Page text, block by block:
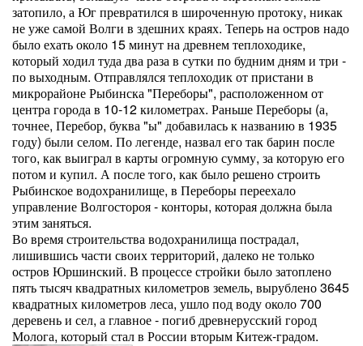
затопило, а Юг превратился в широченную протоку, никак
не уже самой Волги в здешних краях. Теперь на остров надо
было ехать около 15 минут на древнем теплоходике,
который ходил туда два раза в сутки по будним дням и три -
по выходным. Отправлялся теплоходик от пристани в
микрорайоне Рыбинска "Переборы", расположенном от
центра города в 10-12 километрах. Раньше Переборы (а,
точнее, Перебор, буква "ы" добавилась к названию в 1935
году) были селом. По легенде, назвал его так барин после
того, как выиграл в карты огромную сумму, за которую его
потом и купил. А после того, как было решено строить
Рыбинское водохранилище, в Переборы переехало
управление Волгостороя - конторы, которая должна была
этим заняться.
Во время строительства водохранилища пострадал,
лишившись части своих территорий, далеко не только
остров Юршинский. В процессе стройки было затоплено
пять тысяч квадратных километров земель, вырублено 3645
квадратных километров леса, ушло под воду около 700
деревень и сел, а главное - погиб древнерусский город
Молога, который стал в России вторым Китеж-градом.